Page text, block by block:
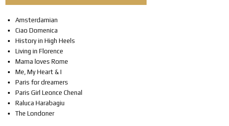
Amsterdamian
Ciao Domenica
History in High Heels
Living in Florence
Mama loves Rome
Me, My Heart & I
Paris for dreamers
Paris Girl Leonce Chenal
Raluca Harabagiu
The Londoner